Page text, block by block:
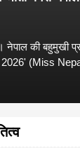
की बहुमुखी
(Miss